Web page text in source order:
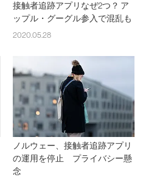
接触者追跡アプリなぜ2つ？ ア
ップル・グーグル参入で混乱も
2020.05.28
ノルウェー、接触者追跡アプリ
の運用を停止 プライバシー懸
念